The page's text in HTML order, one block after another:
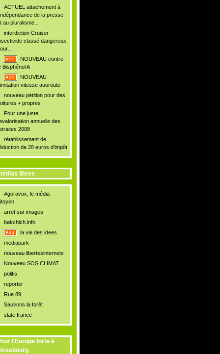
ACTUEL attachement à
de la presse
au pluralisme...
interdiction Cruiser
classé dangereux
NOUVEAU contre
Bisphénol A
NOUVEAU
vitesse auoroute
nouveau pétition pour des
+ propres
Pour une juste
annuelle des
2008
rétablissement de
de 20 euros d'impôt
libres
Agoravox, le média
arret sur images
bakchich.info
la vie des idees
mediapark
nouveau libertesinternets
Nouveau SOS CLIMAT
politis
reporter
Rue 89
Sauvons la forêt
slate france
l'Europe forte à